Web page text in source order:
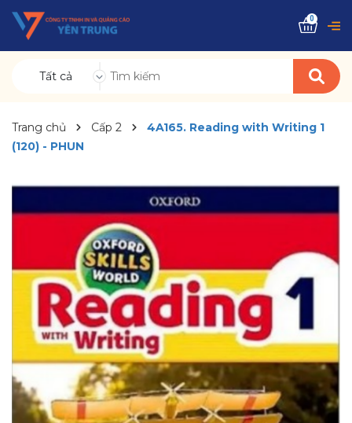
Tất cả
0
Trang chủ Cấp 2
4A165. Reading with Writing 1
(120) - PHUN